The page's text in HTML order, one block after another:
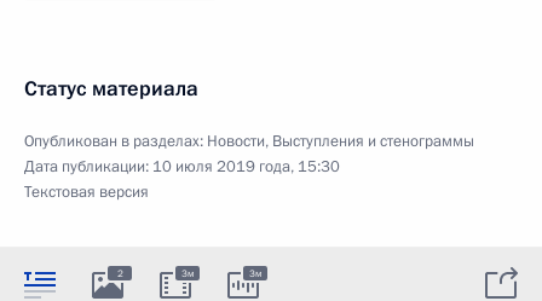
Статус материала
Опубликован в разделах: Новости, Выступления и стенограммы
Дата публикации: 10 июля 2019 года, 15:30
Текстовая версия
2 3м 3м